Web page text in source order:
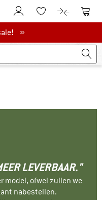
De klantenaccount
Naar deNaar de
»
LEVERBAAR."
model, ofwel zullen we
nabestellen.